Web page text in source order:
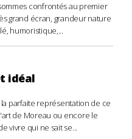
confrontés au premier
grand écran, grandeur nature
humoristique,...
idéal
parfaite représentation de ce
de Moreau ou encore le
vivre qui ne sait se...